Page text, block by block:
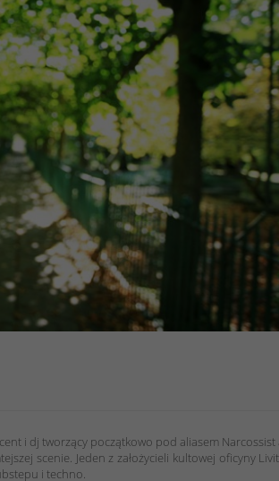
i dj tworzący początkowo pod aliasem Narcossist
scenie. Jeden z założycieli kultowej oficyny
i techno.